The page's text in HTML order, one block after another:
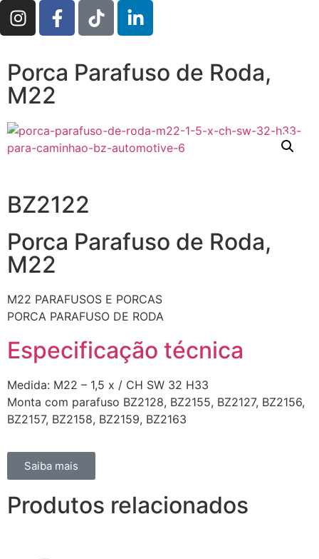
Porca Parafuso de Roda,
M22
BZ2122
Porca Parafuso de Roda,
M22
M22 PARAFUSOS E PORCAS
PORCA PARAFUSO DE RODA
Especificação técnica
Medida: M22 – 1,5 x / CH SW 32 H33
Monta com parafuso BZ2128, BZ2155, BZ2127, BZ2156,
BZ2157, BZ2158, BZ2159, BZ2163
Saiba mais
Produtos relacionados